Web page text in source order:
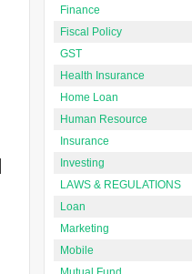
Finance
Fiscal Policy
GST
Health Insurance
Home Loan
Human Resource
Insurance
Investing
LAWS & REGULATIONS
Loan
Marketing
Mobile